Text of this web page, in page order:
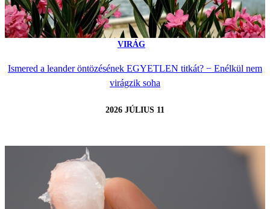
VIRÁG
Ismered a leander öntözésének EGYETLEN titkát? − Enélkül nem
virágzik soha
2026 JÚLIUS 11